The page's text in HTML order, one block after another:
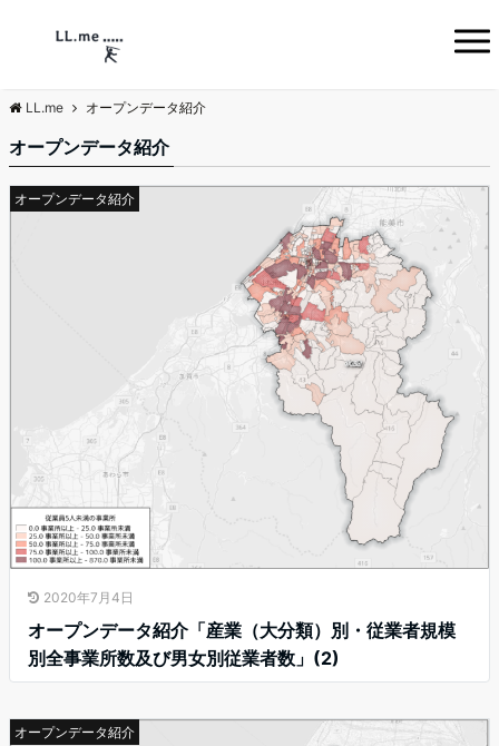
LL.me オープンデータ紹介
オープンデータ紹介
オープンデータ紹介
2020年7月4日
オープンデータ紹介「産業（大分類）別・従業者規模
別全事業所数及び男女別従業者数」(2)
オープンデータ紹介